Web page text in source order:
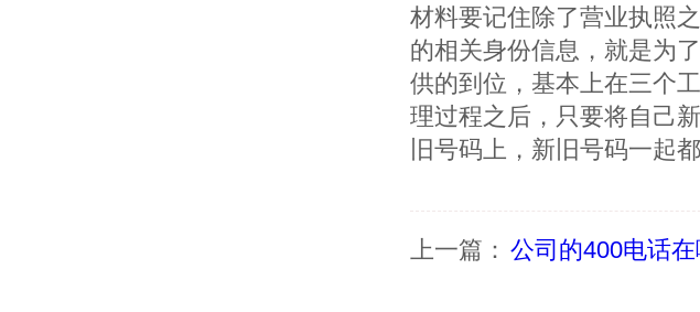
材料要记住除了营业执照
的相关身份信息，就是为
供的到位，基本上在三个
理过程之后，只要将自己
旧号码上，新旧号码一起
上一篇： 公司的400电话